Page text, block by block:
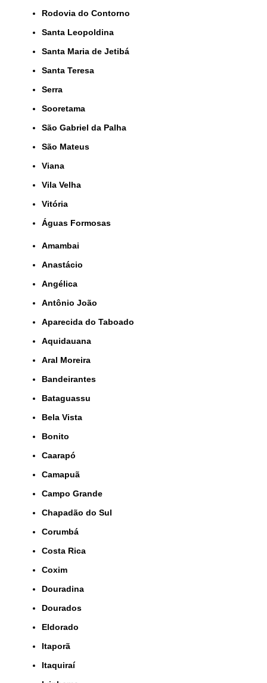
Rodovia do Contorno
Santa Leopoldina
Santa Maria de Jetibá
Santa Teresa
Serra
Sooretama
São Gabriel da Palha
São Mateus
Viana
Vila Velha
Vitória
Águas Formosas
Amambai
Anastácio
Angélica
Antônio João
Aparecida do Taboado
Aquidauana
Aral Moreira
Bandeirantes
Bataguassu
Bela Vista
Bonito
Caarapó
Camapuã
Campo Grande
Chapadão do Sul
Corumbá
Costa Rica
Coxim
Douradina
Dourados
Eldorado
Itaporã
Itaquiraí